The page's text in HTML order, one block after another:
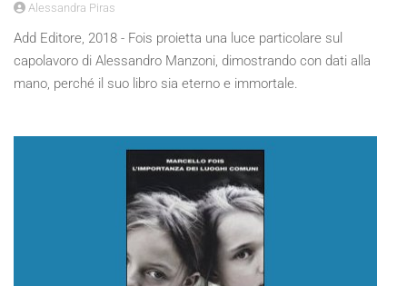
Alessandra Piras
Add Editore, 2018 - Fois proietta una luce particolare sul
capolavoro di Alessandro Manzoni, dimostrando con dati alla
mano, perché il suo libro sia eterno e immortale.